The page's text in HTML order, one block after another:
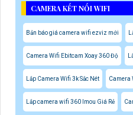
CAMERA KẾT NỐI WIFI
Bản báo giá camera wifi ezviz mới
Camera Wifi Ebitcam Xoay 360 Độ
Lắp Camera Wifi 3k Sắc Nét Camera
Lắp camera wifi 360 Imou Giá Rẻ